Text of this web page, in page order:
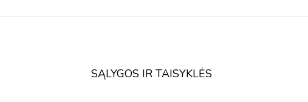
SĄLYGOS IR TAISYKLĖS